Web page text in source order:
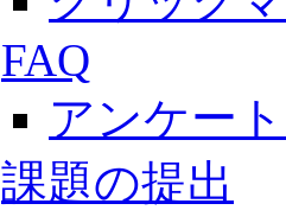
FAQ
アンケー
課題の提出